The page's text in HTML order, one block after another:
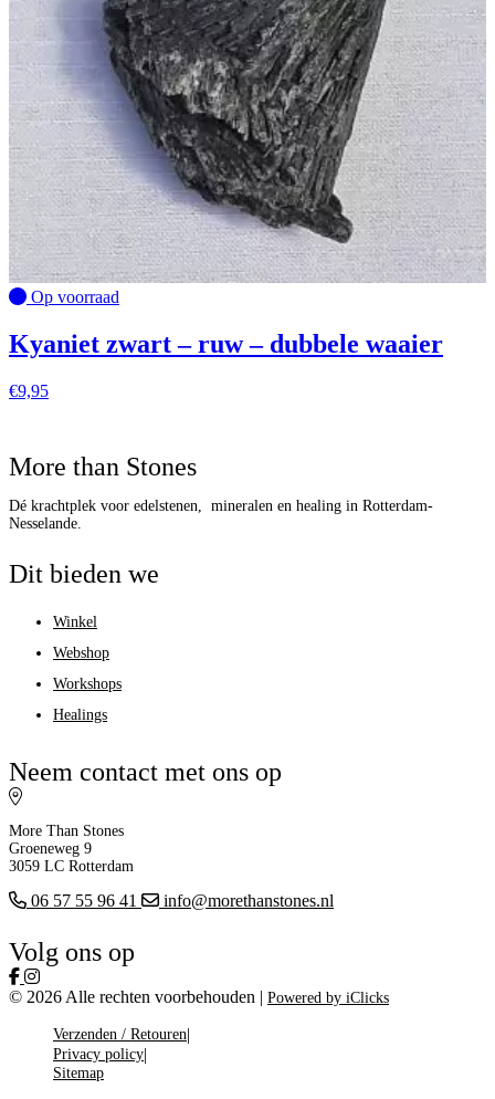
Op voorraad
Kyaniet zwart – ruw – dubbele waaier
€9,95
More than Stones
Dé krachtplek voor edelstenen, mineralen en healing in Rotterdam-
Nesselande.
Dit bieden we
Winkel
Webshop
Workshops
Healings
Neem contact met ons op
More Than Stones
Groeneweg 9
3059 LC Rotterdam
06 57 55 96 41 info@morethanstones.nl
Volg ons op
© 2026 Alle rechten voorbehouden | Powered by iClicks
Verzenden / Retouren
Privacy policy
Sitemap